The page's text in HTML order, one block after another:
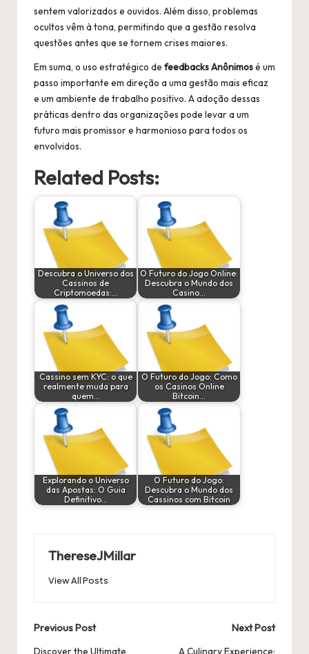
sentem valorizados e ouvidos. Além disso, problemas
ocultos vêm à tona, permitindo que a gestão resolva
questões antes que se tornem crises maiores.
Em suma, o uso estratégico de feedbacks Anônimosé um
passo importante em direção a uma gestão mais eficaz
e um ambiente de trabalho positivo. A adoção dessas
práticas dentro das organizações pode levar a um
futuro mais promissor e harmonioso para todos os
envolvidos.
Related Posts:
Descubra o Universo dos
Cassinos de
Criptomoedas:…
O Futuro do Jogo Online:
Descubra o Mundo dos
Casino…
Cassino sem KYC: o que
realmente muda para
quem…
O Futuro do Jogo: Como
os Casinos Online
Bitcoin…
Explorando o Universo
das Apostas: O Guia
Definitivo…
O Futuro do Jogo:
Descubra o Mundo dos
Cassinos com Bitcoin
ThereseJMillar
View All Posts
Post
Previous Post
Discover the Ultimate
Next Post
A Culinary Experience: